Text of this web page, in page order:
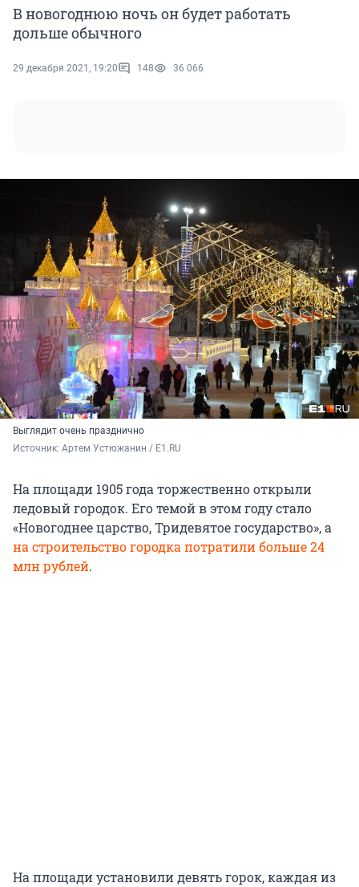
В новогоднюю ночь он будет работать
дольше обычного
29 декабря 2021, 19:20 148 36 066
Выглядит очень празднично
Источник: Артем Устюжанин / E1.RU
На площади 1905 года торжественно открыли
ледовый городок. Его темой в этом году стало
«Новогоднее царство, Тридевятое государство», а
на строительство городка потратили больше 24
млн рублей.
На площади установили девять горок, каждая из